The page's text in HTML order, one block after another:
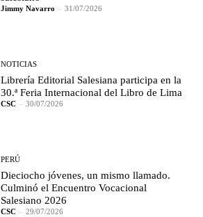
Jimmy Navarro - 31/07/2026
NOTICIAS
Librería Editorial Salesiana participa en la
30.ª Feria Internacional del Libro de Lima
CSC - 30/07/2026
PERÚ
Dieciocho jóvenes, un mismo llamado.
Culminó el Encuentro Vocacional
Salesiano 2026
CSC - 29/07/2026